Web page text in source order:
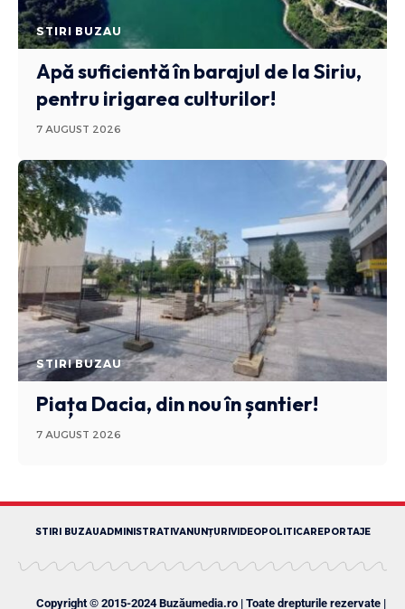
STIRI BUZAU
Apă suficientă în barajul de la Siriu,
pentru irigarea culturilor!
7 AUGUST 2026
STIRI BUZAU
Piața Dacia, din nou în șantier!
7 AUGUST 2026
STIRI BUZAUADMINISTRATIVANUNȚURI VIDEOPOLITICAREPORTAJE
Copyright © 2015-2024 Buzăumedia.ro | Toate drepturile rezervate |